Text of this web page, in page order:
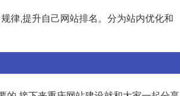
律,提升自己网站排名。分为站内优化和